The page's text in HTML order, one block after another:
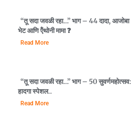
“तू सदा जवळी रहा…” भाग – 44 दादा, आजोबा
भेट आणि ऍंथोनी मामा ❓️
Read More
“तू सदा जवळी रहा…” भाग – 50 सुवर्णमहोत्सव:
हादगा स्पेशल..
Read More